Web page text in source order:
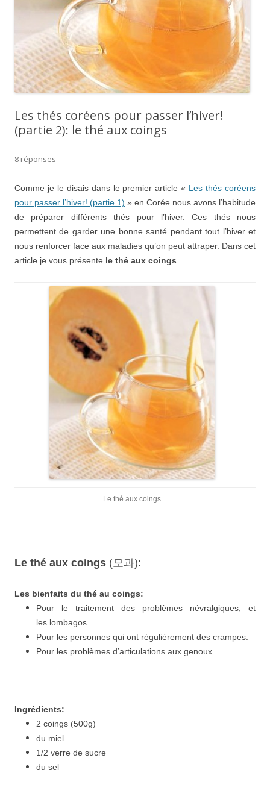
Les thés coréens pour passer l’hiver!
(partie 2): le thé aux coings
8 réponses
Comme je le disais dans le premier article « Les thés coréens
pour passer l’hiver! (partie 1) » en Corée nous avons l’habitude
de préparer différents thés pour l’hiver. Ces thés nous
permettent de garder une bonne santé pendant tout l’hiver et
nous renforcer face aux maladies qu’on peut attraper. Dans cet
article je vous présente le thé aux coings
Le thé aux coings
Le thé aux coings (모과):
Les bienfaits du thé au coings:
Pour le traitement des problèmes névralgiques, et
les lombagos.
Pour les personnes qui ont régulièrement des crampes.
Pour les problèmes d’articulations aux genoux.
Ingrédients:
2 coings (500g)
du miel
1/2 verre de sucre
du sel